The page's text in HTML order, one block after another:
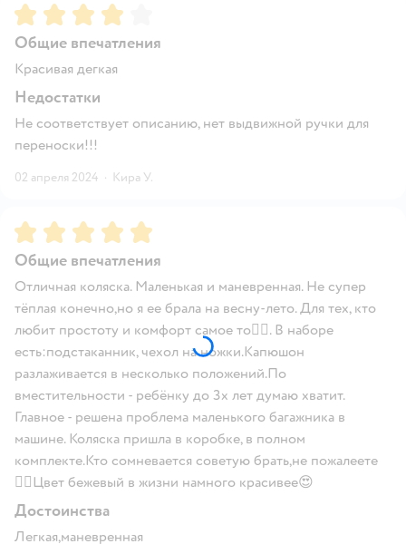
Рейтинг:4
Общие впечатления
Красивая дегкая
Недостатки
Не соответствует описанию, нет выдвижной ручки для
переноски!!!
02 апреля 2024 · Кира У.
Рейтинг:5
Общие впечатления
Отличная коляска. Маленькая и маневренная. Не супер
тёплая конечно,но я ее брала на весну-лето. Для тех, кто
любит простоту и комфорт самое то👍🏻. В наборе
есть:подстаканник, чехол на ножки.Капюшон
разлаживается в несколько положений.По
вместительности - ребёнку до 3х лет думаю хватит.
Главное - решена проблема маленького багажника в
машине. Коляска пришла в коробке, в полном
комплекте.Кто сомневается советую брать,не пожалеете
👍🏻Цвет бежевый в жизни намного красивее😍
Достоинства
Легкая,маневренная